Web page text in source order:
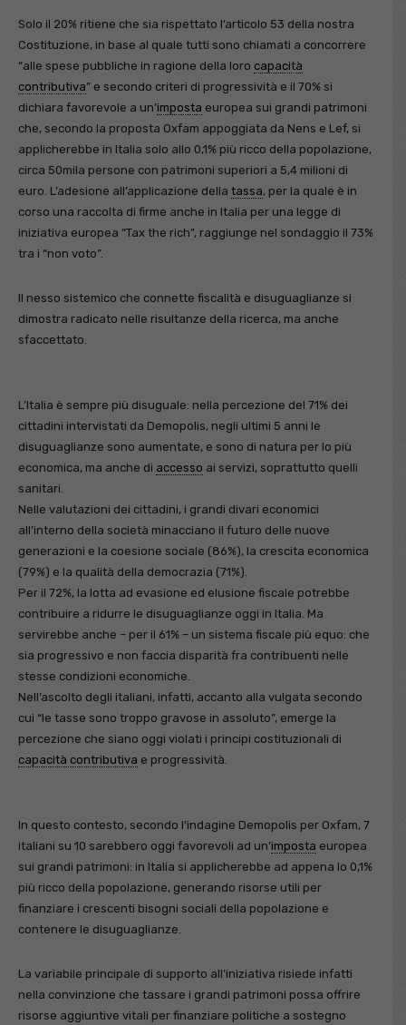
Solo il 20% ritiene che sia rispettato l’articolo 53 della nostra
Costituzione, in base al quale tutti sono chiamati a concorrere
“alle spese pubbliche in ragione della loro capacità
contributiva” e secondo criteri di progressività e il 70% si
dichiara favorevole a un’imposta europea sui grandi patrimoni
che, secondo la proposta Oxfam appoggiata da Nens e Lef, si
applicherebbe in Italia solo allo 0,1% più ricco della popolazione,
circa 50mila persone con patrimoni superiori a 5,4 milioni di
euro. L’adesione all’applicazione della tassa, per la quale è in
corso una raccolta di firme anche in Italia per una legge di
iniziativa europea “Tax the rich”, raggiunge nel sondaggio il 73%
tra i “non voto”.
Il nesso sistemico che connette fiscalità e disuguaglianze si
dimostra radicato nelle risultanze della ricerca, ma anche
sfaccettato.
L’Italia è sempre più disuguale: nella percezione del 71% dei
cittadini intervistati da Demopolis, negli ultimi 5 anni le
disuguaglianze sono aumentate, e sono di natura per lo più
economica, ma anche di accesso ai servizi, soprattutto quelli
sanitari.
Nelle valutazioni dei cittadini, i grandi divari economici
all’interno della società minacciano il futuro delle nuove
generazioni e la coesione sociale (86%), la crescita economica
(79%) e la qualità della democrazia (71%).
Per il 72%, la lotta ad evasione ed elusione fiscale potrebbe
contribuire a ridurre le disuguaglianze oggi in Italia. Ma
servirebbe anche – per il 61% – un sistema fiscale più equo: che
sia progressivo e non faccia disparità fra contribuenti nelle
stesse condizioni economiche.
Nell’ascolto degli italiani, infatti, accanto alla vulgata secondo
cui “le tasse sono troppo gravose in assoluto”, emerge la
percezione che siano oggi violati i principi costituzionali di
capacità contributiva e progressività.
In questo contesto, secondo l’indagine Demopolis per Oxfam, 7
italiani su 10 sarebbero oggi favorevoli ad un’imposta europea
sui grandi patrimoni: in Italia si applicherebbe ad appena lo 0,1%
più ricco della popolazione, generando risorse utili per
finanziare i crescenti bisogni sociali della popolazione e
contenere le disuguaglianze.
La variabile principale di supporto all’iniziativa risiede infatti
nella convinzione che tassare i grandi patrimoni possa offrire
risorse aggiuntive vitali per finanziare politiche a sostegno